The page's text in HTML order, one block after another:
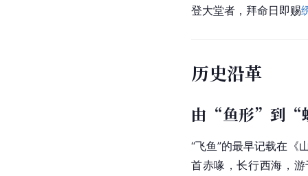
登大堂者，拜命日即赐
历史沿革
由“鱼形”到“
“飞鱼”的最早记载在《
首赤喙，长行西海，